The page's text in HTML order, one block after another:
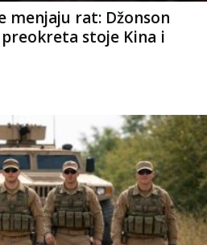
menjaju rat: Džonson
stoje Kina i